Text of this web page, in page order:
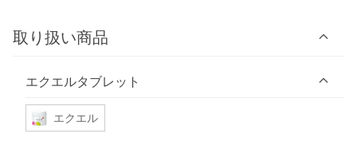
取り扱い商品
エクエルタブレット
エクエル